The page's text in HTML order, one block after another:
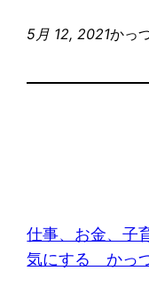
5月 12, 2021かっ
仕事、お金、子
気にする かっ